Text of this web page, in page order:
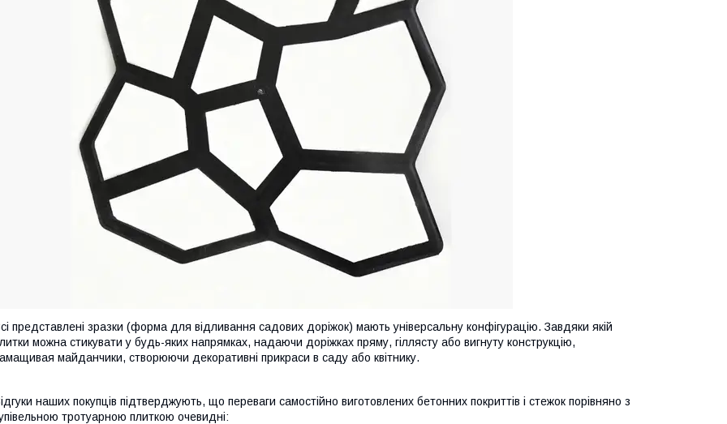
представлені зразки (форма для відливання садових доріжок) мають універсальну конфігурацію. Завдяки якій
можна стикувати у будь-яких напрямках, надаючи доріжках пряму, гіллясту або вигнуту конструкцію,
майданчики, створюючи декоративні прикраси в саду або квітнику.
наших покупців підтверджують, що переваги самостійно виготовлених бетонних покриттів і стежок порівняно з
тротуарною плиткою очевидні: